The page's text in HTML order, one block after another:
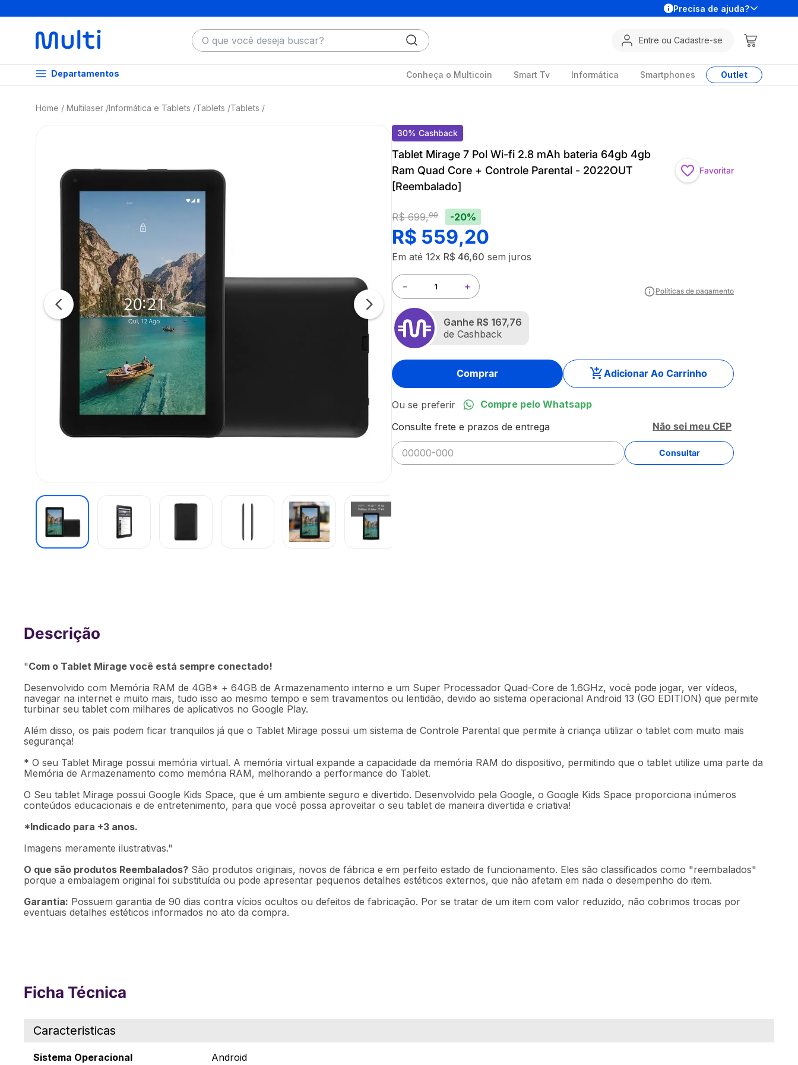
Precisa de ajuda?
O que você deseja buscar?
Entre ou Cadastre-se
Departamentos Conheça o Multicoin Smart Tv Informática Smartphones Outlet
Multilaser Informática e Tablets Tablets Tablets
30% Cashback
Tablet Mirage 7 Pol Wi-fi 2.8 mAh bateria 64gb 4gb
Ram Quad Core + Controle Parental - 2022OUT
[Reembalado]
Favoritar
R$ 699,00 -20%
R$ 559,20
Em até 12x R$ 46,60 sem juros
＋
－ Políticas de pagamento
Ganhe R$ 167,76
de Cashback
Comprar Adicionar Ao Carrinho
Compre pelo Whatsapp
Não sei meu CEP
Quad Core + Controle Parental - 2022OUT [Reembalado]
"Com o Tablet Mirage você está sempre conectado!
Desenvolvido com Memória RAM de 4GB* + 64GB de Armazenamento interno e um Super Processador Quad-Core de 1.6GHz, você pode jogar, ver vídeos,
navegar na internet e muito mais, tudo isso ao mesmo tempo e sem travamentos ou lentidão, devido ao sistema operacional Android 13 (GO EDITION) que permite
turbinar seu tablet com milhares de aplicativos no Google Play.
Além disso, os pais podem ficar tranquilos já que o Tablet Mirage possui um sistema de Controle Parental que permite à criança utilizar o tablet com muito mais
segurança!
* O seu Tablet Mirage possui memória virtual. A memória virtual expande a capacidade da memória RAM do dispositivo, permitindo que o tablet utilize uma parte da
Memória de Armazenamento como memória RAM, melhorando a performance do Tablet.
O Seu tablet Mirage possui Google Kids Space, que é um ambiente seguro e divertido. Desenvolvido pela Google, o Google Kids Space proporciona inúmeros
conteúdos educacionais e de entretenimento, para que você possa aproveitar o seu tablet de maneira divertida e criativa!
*Indicado para +3 anos.
Imagens meramente ilustrativas."
O que são produtos Reembalados? São produtos originais, novos de fábrica e em perfeito estado de funcionamento. Eles são classificados como "reembalados"
porque a embalagem original foi substituída ou pode apresentar pequenos detalhes estéticos externos, que não afetam em nada o desempenho do item.
Garantia: Possuem garantia de 90 dias contra vícios ocultos ou defeitos de fabricação. Por se tratar de um item com valor reduzido, não cobrimos trocas por
eventuais detalhes estéticos informados no ato da compra.
Ficha Técnica
Caracteristicas
Sistema Operacional Android